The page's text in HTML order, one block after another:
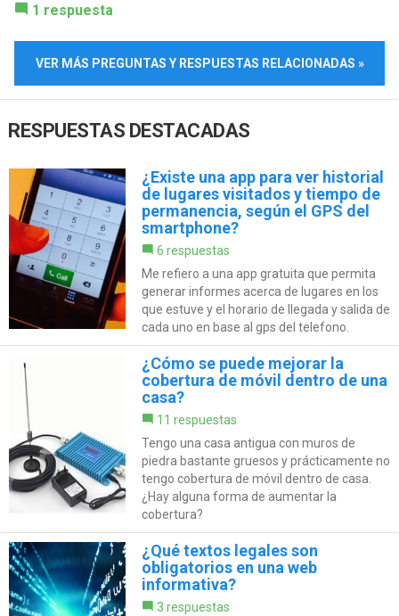
1 respuesta
VER MÁS PREGUNTAS Y RESPUESTAS RELACIONADAS »
RESPUESTAS DESTACADAS
¿Existe una app para ver historial
de lugares visitados y tiempo de
permanencia, según el GPS del
smartphone?
6 respuestas
Me refiero a una app gratuita que permita
generar informes acerca de lugares en los
que estuve y el horario de llegada y salida de
cada uno en base al gps del telefono.
¿Cómo se puede mejorar la
cobertura de móvil dentro de una
casa?
11 respuestas
Tengo una casa antigua con muros de
piedra bastante gruesos y prácticamente no
tengo cobertura de móvil dentro de casa.
¿Hay alguna forma de aumentar la
cobertura?
¿Qué textos legales son
obligatorios en una web
informativa?
3 respuestas